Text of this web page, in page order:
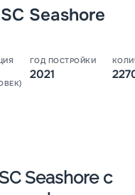
Seashore
ГОД ПОСТРОЙКИ
2021
Seashore с